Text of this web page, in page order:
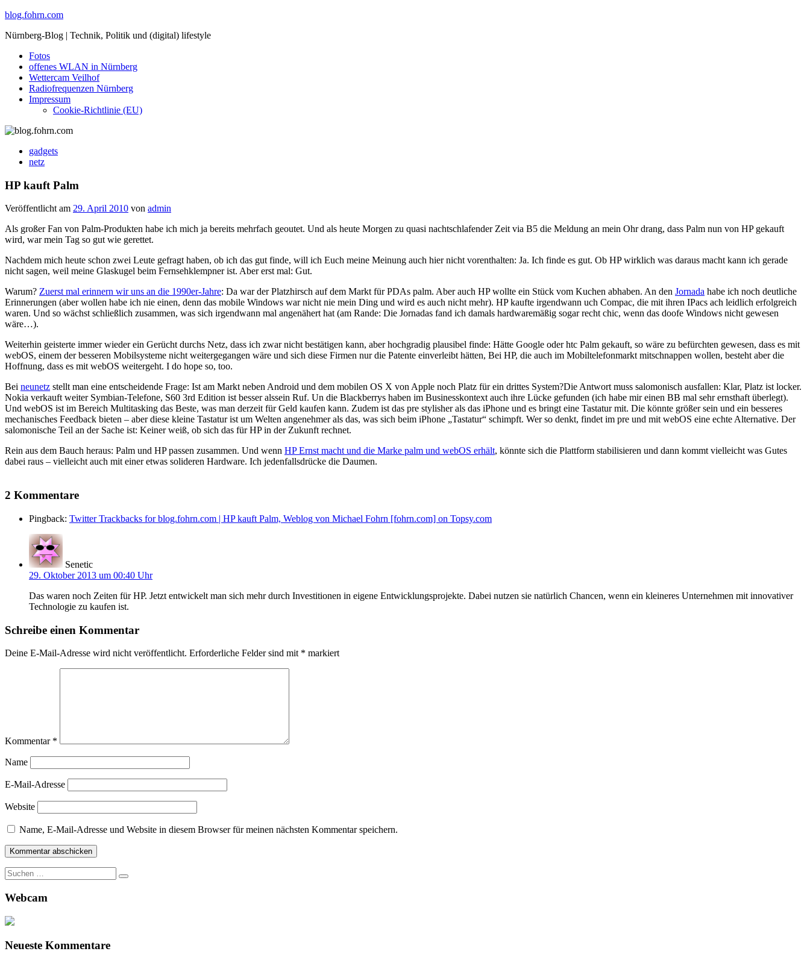
Skip
content
blog.fohrn.com
Nürnberg-Blog | Technik, Politik und (digital) lifestyle
Fotos
offenes WLAN in Nürnberg
Wettercam Veilhof
Radiofrequenzen Nürnberg
Impressum
Cookie-Richtlinie (EU)
gadgets
netz
HP kauft Palm
Veröffentlicht am 29. April 2010 von admin
Als großer Fan von Palm-Produkten habe ich mich ja bereits mehrfach geoutet. Und als heute Morgen zu quasi nachtschlafender Zeit via B5 die Meldung an mein Ohr drang, dass Palm nun von HP gekauft
wird, war mein Tag so gut wie gerettet.
Nachdem mich heute schon zwei Leute gefragt haben, ob ich das gut finde, will ich Euch meine Meinung auch hier nicht vorenthalten: Ja. Ich finde es gut. Ob HP wirklich was daraus macht kann ich gerade
nicht sagen, weil meine Glaskugel beim Fernsehklempner ist. Aber erst mal: Gut.
Warum? Zuerst mal erinnern wir uns an die 1990er-Jahre: Da war der Platzhirsch auf dem Markt für PDAs palm. Aber auch HP wollte ein Stück vom Kuchen abhaben. An den Jornada habe ich noch deutliche
Erinnerungen (aber wollen habe ich nie einen, denn das mobile Windows war nicht nie mein Ding und wird es auch nicht mehr). HP kaufte irgendwann uch Compac, die mit ihren IPacs ach leidlich erfolgreich
waren. Und so wächst schließlich zusammen, was sich irgendwann mal angenähert hat (am Rande: Die Jornadas fand ich damals hardwaremäßig sogar recht chic, wenn das doofe Windows nicht gewesen
wäre…).
Weiterhin geisterte immer wieder ein Gerücht durchs Netz, dass ich zwar nicht bestätigen kann, aber hochgradig plausibel finde: Hätte Google oder htc Palm gekauft, so wäre zu befürchten gewesen, dass es mit
webOS, einem der besseren Mobilsysteme nicht weitergegangen wäre und sich diese Firmen nur die Patente einverleibt hätten, Bei HP, die auch im Mobiltelefonmarkt mitschnappen wollen, besteht aber die
Hoffnung, dass es mit webOS weitergeht. I do hope so, too.
Bei neunetz stellt man eine entscheidende Frage: Ist am Markt neben Android und dem mobilen OS X von Apple noch Platz für ein drittes System?Die Antwort muss salomonisch ausfallen: Klar, Platz ist locker.
Nokia verkauft weiter Symbian-Telefone, S60 3rd Edition ist besser alssein Ruf. Un die Blackberrys haben im Businesskontext auch ihre Lücke gefunden (ich habe mir einen BB mal sehr ernsthaft überlegt).
Und webOS ist im Bereich Multitasking das Beste, was man derzeit für Geld kaufen kann. Zudem ist das pre stylisher als das iPhone und es bringt eine Tastatur mit. Die könnte größer sein und ein besseres
mechanisches Feedback bieten – aber diese kleine Tastatur ist um Welten angenehmer als das, was sich beim iPhone „Tastatur“ schimpft. Wer so denkt, findet im pre und mit webOS eine echte Alternative. Der
salomonische Teil an der Sache ist: Keiner weiß, ob sich das für HP in der Zukunft rechnet.
Rein aus dem Bauch heraus: Palm und HP passen zusammen. Und wenn HP Ernst macht und die Marke palm und webOS erhält, könnte sich die Plattform stabilisieren und dann kommt vielleicht was Gutes
dabei raus – vielleicht auch mit einer etwas solideren Hardware. Ich jedenfallsdrücke die Daumen.
2 Kommentare
Pingback: Twitter Trackbacks for blog.fohrn.com | HP kauft Palm, Weblog von Michael Fohrn [fohrn.com] on Topsy.com
Senetic
29. Oktober 2013 um 00:40 Uhr
Das waren noch Zeiten für HP. Jetzt entwickelt man sich mehr durch Investitionen in eigene Entwicklungsprojekte. Dabei nutzen sie natürlich Chancen, wenn ein kleineres Unternehmen mit innovativer
Technologie zu kaufen ist.
Schreibe einen Kommentar
Deine E-Mail-Adresse wird nicht veröffentlicht. Erforderliche Felder sind mit * markiert
Kommentar *
Name
E-Mail-Adresse
Website
Name, E-Mail-Adresse und Website in diesem Browser für meinen nächsten Kommentar speichern.
Suche
nach:
Webcam
Neueste Kommentare